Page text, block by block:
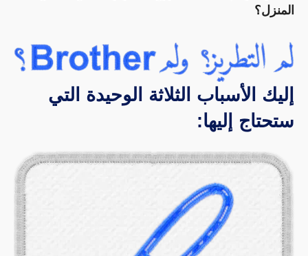
المنزل؟
إليك الأسباب الثلاثة الوحيدة التي
ستحتاج إليها: